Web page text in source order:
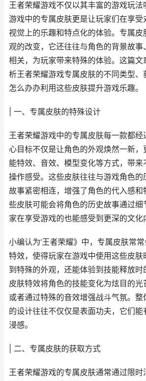
王者荣耀游戏不仅以其丰富的游戏玩法
游戏中的专属皮肤更是让玩家们在享受
视觉上的乐趣和特点化的体验。专属皮
观的改变，它还往往与角色的背景故事
相关，为玩家带来特殊的体验。这篇文
析王者荣耀游戏专属皮肤的不同类型、
怎么办办利用这些皮肤提升游戏乐趣。
| 一、专属皮肤的特殊设计
王者荣耀游戏中的专属皮肤每一款都
心目标不仅是让角色的外观焕然一新，
能特效、音效、模型变化等方式，带来
操作感受。这些皮肤往往与游戏角色的
故事紧密相连，增强了角色的代入感和
些皮肤可能会将角色的历史故事通过细
家在享受游戏的也能感受到更深的文化
小编认为‘王者荣耀》中，专属皮肤常
特效，使得玩家在游戏中使用这些皮肤
到特殊的外观，还能体验到技能释放
皮肤特效将角色的技能变化为炫目的光
或者通过特殊的音效增强战斗气氛。
的设计往往不仅仅是表面功夫，它们
浸感。
| 二、专属皮肤的获取方式
王者荣耀游戏的专属皮肤通常通过限时